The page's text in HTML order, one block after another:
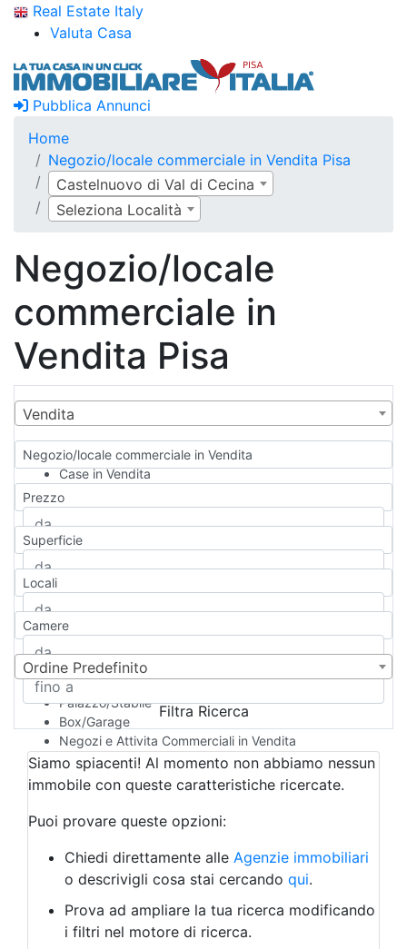
Real Estate Italy
Valuta Casa
Pubblica Annunci
Home
Negozio/locale commerciale in Vendita Pisa
Castelnuovo di Val di Cecina
Seleziona Località
Negozio/locale
commerciale in
Vendita Pisa
Vendita
Negozio/locale commerciale in Vendita
Case in Vendita
Qualsiasi
Appartamento
Casa indipendente
Casa Semi-indipendente
Attico/Mansarda
Rustico/Casale
Camera d'Albergo
Multiproprietà
Palazzo/Stabile
Box/Garage
Negozi e Attivita Commerciali in Vendita
Qualsiasi
Attività/Licenza Commerciale
Azienda Agricola
Bar/Ristorante
Albergo
Laboratorio Artigianale
Negozio/locale commerciale
Agriturismo
Magazzini
Prezzo
Superficie
Locali
Camere
Ordine Predefinito
Filtra Ricerca
Siamo spiacenti! Al momento non abbiamo nessun
immobile con queste caratteristiche ricercate.
Puoi provare queste opzioni:
Chiedi direttamente alle Agenzie immobiliari
o descrivigli cosa stai cercando qui.
Prova ad ampliare la tua ricerca modificando
i filtri nel motore di ricerca.